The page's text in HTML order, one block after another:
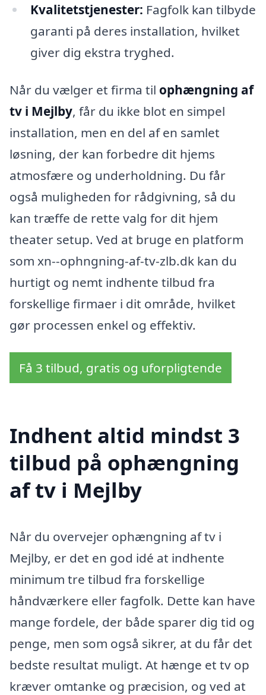
Kvalitetstjenester: Fagfolk kan tilbyde
garanti på deres installation, hvilket
giver dig ekstra tryghed.
Når du vælger et firma til ophængning af
tv i Mejlby, får du ikke blot en simpel
installation, men en del af en samlet
løsning, der kan forbedre dit hjems
atmosfære og underholdning. Du får
også muligheden for rådgivning, så du
kan træffe de rette valg for dit hjem
theater setup. Ved at bruge en platform
som xn--ophngning-af-tv-zlb.dk kan du
hurtigt og nemt indhente tilbud fra
forskellige firmaer i dit område, hvilket
gør processen enkel og effektiv.
Få 3 tilbud, gratis og uforpligtende
Indhent altid mindst 3
tilbud på ophængning
af tv i Mejlby
Når du overvejer ophængning af tv i
Mejlby, er det en god idé at indhente
minimum tre tilbud fra forskellige
håndværkere eller fagfolk. Dette kan have
mange fordele, der både sparer dig tid og
penge, men som også sikrer, at du får det
bedste resultat muligt. At hænge et tv op
kræver omtanke og præcision, og ved at